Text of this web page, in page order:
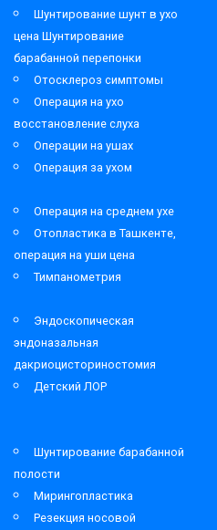
Шунтирование шунт в ухо
цена Шунтирование
барабанной перепонки
Отосклероз симптомы
Операция на ухо
восстановление слуха
Операции на ушах
Операция за ухом
Операция на среднем ухе
Отопластика в Ташкенте,
операция на уши цена
Тимпанометрия
Эндоскопическая
эндоназальная
дакриоцисториностомия
Детский ЛОР
Шунтирование барабанной
полости
Мирингопластика
Резекция носовой